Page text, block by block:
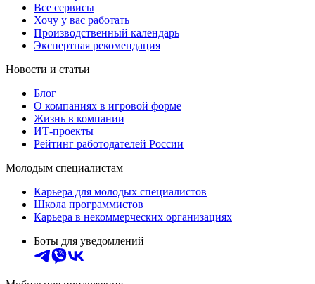
Все сервисы
Хочу у вас работать
Производственный календарь
Экспертная рекомендация
Новости и статьи
Блог
О компаниях в игровой форме
Жизнь в компании
ИТ-проекты
Рейтинг работодателей России
Молодым специалистам
Карьера для молодых специалистов
Школа программистов
Карьера в некоммерческих организациях
Боты для уведомлений